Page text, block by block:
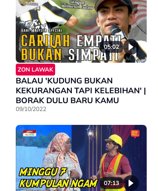
05:02
ZON LAWAK
BALAU 'KUDUNG BUKAN
KEKURANGAN TAPI KELEBIHAN' |
BORAK DULU BARU KAMU
09/10/2022
07:13